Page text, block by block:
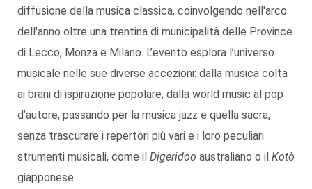
diffusione della musica classica, coinvolgendo nell'arco
dell'anno oltre una trentina di municipalità delle Province
di Lecco, Monza e Milano. L’evento esplora l’universo
musicale nelle sue diverse accezioni: dalla musica colta
ai brani di ispirazione popolare; dalla world music al pop
d’autore, passando per la musica jazz e quella sacra,
senza trascurare i repertori più vari e i loro peculiari
strumenti musicali, come il Digeridoo australiano o il Kotò
giapponese.